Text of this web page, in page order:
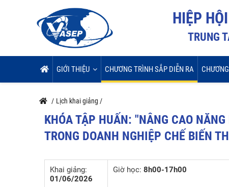
HIỆP
TRUNG
GIỚI THIỆU CHƯƠNG TRÌNH SẮP DIỄN RA
/ Lịch khai giảng /
KHÓA TẬP HUẤN: "NÂNG CAO
TRONG DOANH NGHIỆP CHẾ BIẾN
Khai giảng:
01/06/2026
Giờ học: 8h00-17h00